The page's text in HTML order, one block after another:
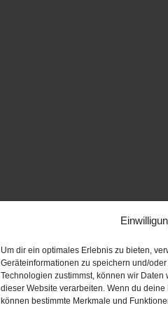
Um dir ein optimales Erlebnis zu bieten,
Geräteinformationen zu speichern und/
Technologien zustimmst, können wir
dieser Website verarbeiten. Wenn du
können bestimmte Merkmale und